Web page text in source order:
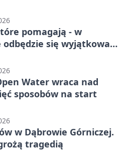
pomagają - w
odbędzie się wyjątkowa
Water wraca nad
sposobów na start
w Dąbrowie Górniczej.
tragedią